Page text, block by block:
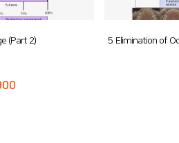
5. Elimination of Occlusal